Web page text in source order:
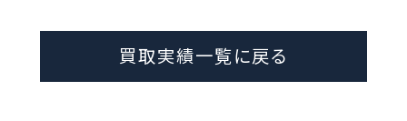
買取実績一覧に戻る